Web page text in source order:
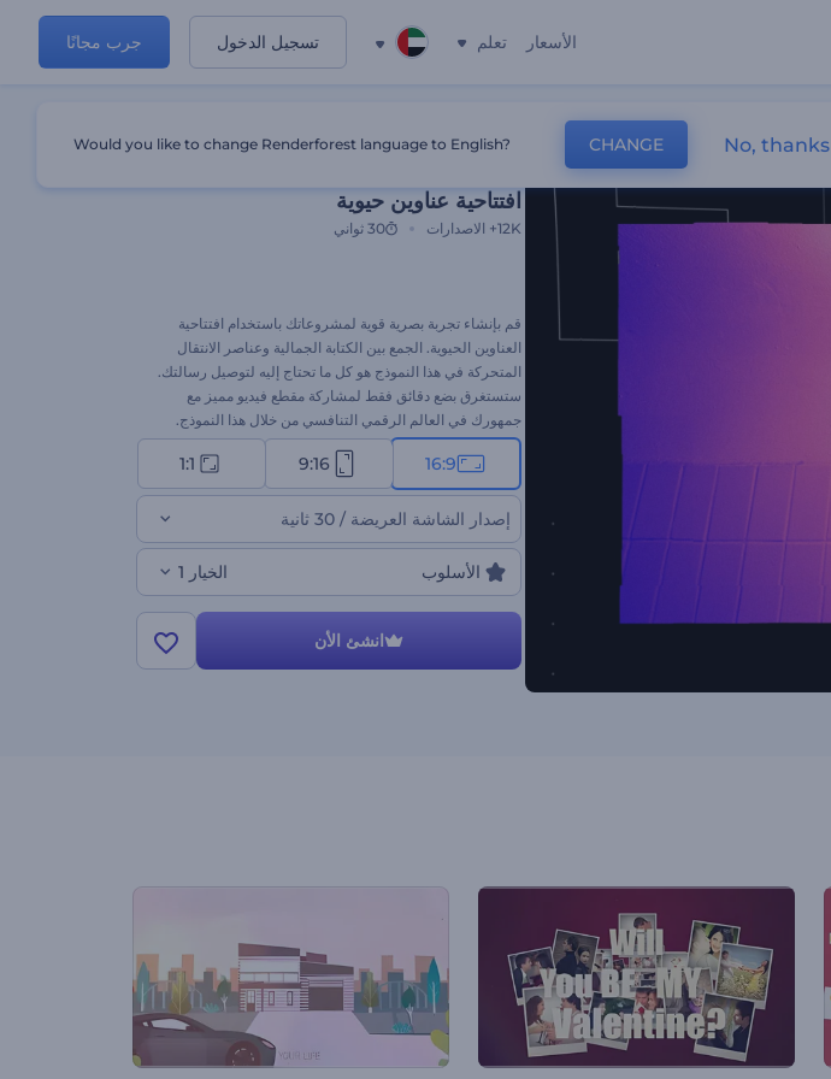
الأسعار تعلم تسجيل الدخول جرب مجانًا
افتتاحية عناوين حيوية
12K+ الاصدارات 30 ثواني
قم بإنشاء تجربة بصرية قوية لمشروعاتك باستخدام افتتاحية
العناوين الحيوية. الجمع بين الكتابة الجمالية وعناصر الانتقال
المتحركة في هذا النموذج هو كل ما تحتاج إليه لتوصيل رسالتك.
ستستغرق بضع دقائق فقط لمشاركة مقطع فيديو مميز مع
جمهورك في العالم الرقمي التنافسي من خلال هذا النموذج.
اكتب رسالتك، وقم بتحميل ملفات الوسائط، ولا تنس إضافة
موسيقى الخلفية وفقًا لذوقك. مثالي لافتتاحيات العروض
التقديمية، وتقديمالشركات، وعروض الشرائح، وافتتاحيات
القنوات، وغيرها الكثير. جرب الآن!
16:9
9:16
1:1
إصدار الشاشة العريضة / 30 ثانية
الأسلوب الخيار 1
انشئ الأن
Would you like to change Renderforest language to English? CHANGE No, thanks